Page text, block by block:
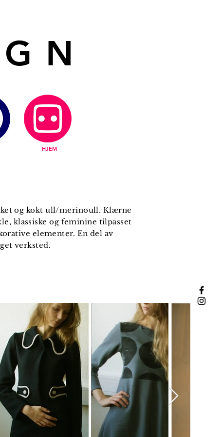
HJEM
og kokt ull/merinoull. Klærne
klassiske og feminine tilpasset
elementer. En del av
verksted.